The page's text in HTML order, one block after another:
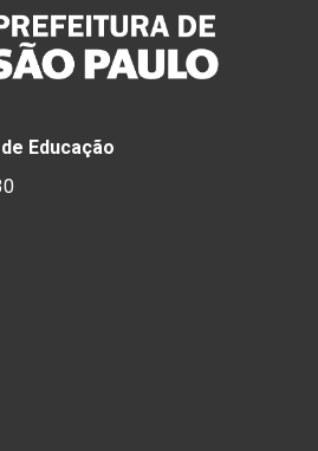
Educação